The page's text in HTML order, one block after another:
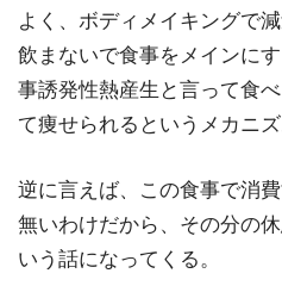
よく、ボディメイキングで
飲まないで食事をメインに
事誘発性熱産生と言って食
て痩せられるというメカニズ
逆に言えば、この食事で消
無いわけだから、その分の
いう話になってくる。